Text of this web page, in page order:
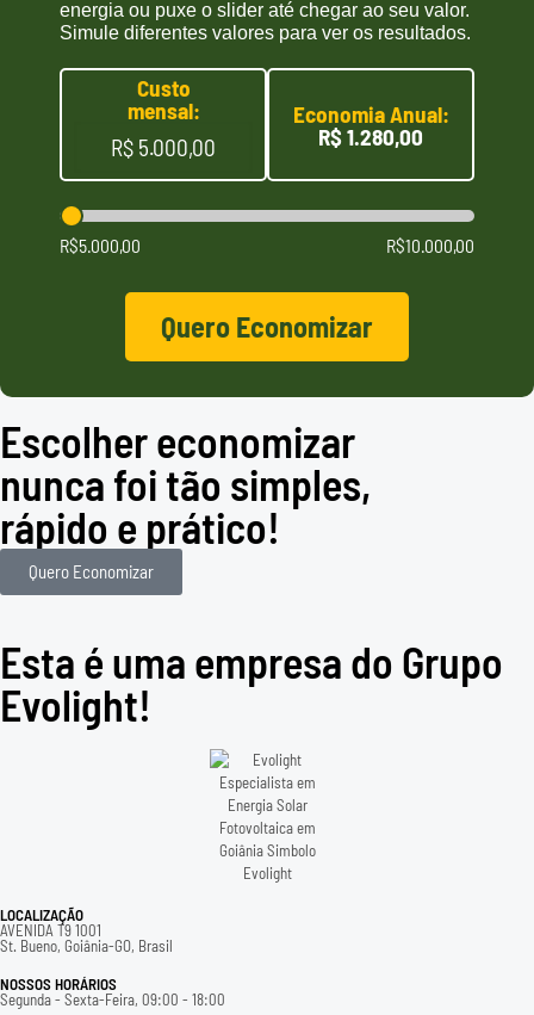
energia ou puxe o slider até chegar ao seu valor.
Simule diferentes valores para ver os resultados.
Custo
mensal:
Economia Anual:
R$ 1.280,00
R$5.000,00 R$10.000,00
Quero Economizar
Escolher economizar
nunca foi tão simples,
rápido e prático!
Quero Economizar
Esta é uma empresa do Grupo
Evolight!
LOCALIZAÇÃO
AVENIDA T9 1001
St. Bueno, Goiânia-GO, Brasil
NOSSOS HORÁRIOS
Segunda - Sexta-Feira, 09:00 - 18:00